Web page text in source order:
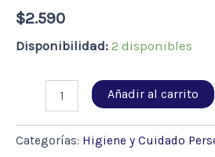
$2.590
Disponibilidad: 2 disponibles
DESODORANTE
TONO
UNIFORME
Añadir al carrito
Categorías: Higiene y Cuidado